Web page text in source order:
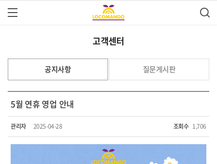
고객센터
공지사항 질문게시판
5월 연휴 영업 안내
관리자 2025-04-28 조회수 1,706